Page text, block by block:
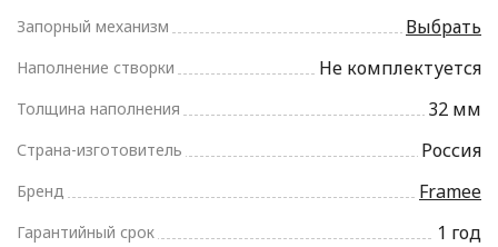
Запорный механизм Выбрать
Наполнение створки Не комплектуется
Толщина наполнения 32 мм
Страна-изготовитель Россия
Бренд Framee
Гарантийный срок 1 год